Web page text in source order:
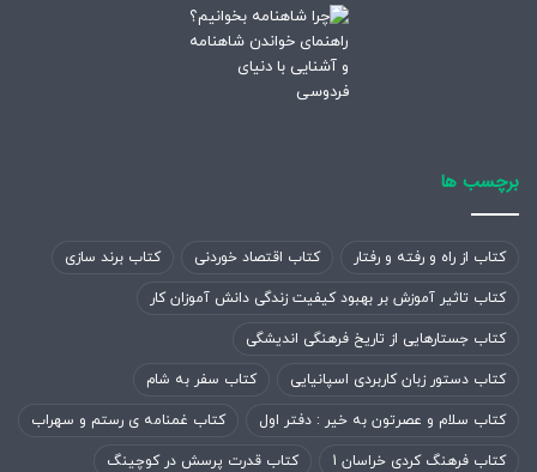
با فعال کردن ویژگی‌های امنیتی می‌توانیم قفل گوشی را با
استفاده از اثر انگشت یا اسکن چهره بازگشایی کنیم یا از این
رقمی را تعریف کنیم. برای رد کردن این مرحله می‌توانید روی گزینه
Passcode Options ضربه بزنید.
برچسب ها
کتاب از راه و رفته و رفتار کتاب اقتصاد خوردنی کتاب برند سازی
کتاب تاثیر آموزش بر بهبود کیفیت زندگی دانش آموزان کار
کتاب جستارهایی از تاریخ فرهنگی اندیشگی
کتاب دستور زبان کاربردی اسپانیایی کتاب سفر به شام
کتاب سلام و عصرتون به خیر : دفتر اول کتاب غمنامه ی رستم و سهراب
کتاب فرهنگ کردی خراسان 1 کتاب قدرت پرسش در کوچینگ